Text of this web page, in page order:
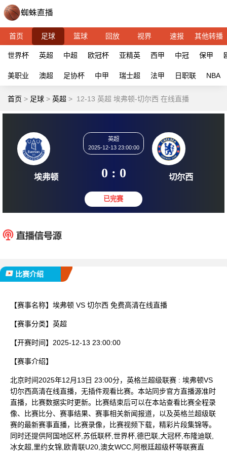
首页 足球 篮球 回放 视界 速报 其他转播
世界杯 英超 中超 欧冠杯 亚精英 西甲 中冠 保甲
美职业 澳超 足协杯 中甲 瑞士超 法甲 日职联 NBA
首页 > 足球 > 英超 > 12-13 英超 埃弗顿-切尔西 在线直播
埃弗顿
2025-12-13 23:00:00
0 : 0 切
比赛介绍
【赛事名称】 埃弗顿 VS 切尔西 免费高清在线直播
【赛事分类】 英超
【开赛时间】 2025-12-13 23:00:00
【赛事介绍】
北京时间2025年12月13日 23:00分，英格兰超级联赛 : 埃弗顿VS
切尔西高清在线直播，无插件观看比赛。本站同步官方直播源准时
直播，比赛数据实时更新。比赛结束后可以在本站查看比赛全程录
像、比赛比分、赛事结果、赛事相关新闻报道，以及英格兰超级联
赛的最新赛事直播，比赛录像，比赛视频下载，精彩片段集锦等。
同时还提供阿国地区杯,苏低联杯,世界杯,德巴联,大冠杯,布隆迪联,
冰女超,里约女锦,欧青联U20,澳女WCC,阿根廷超级杯等联赛直